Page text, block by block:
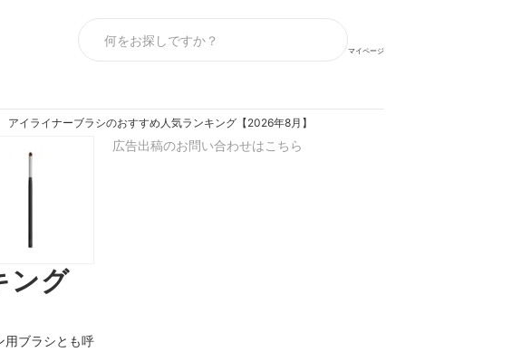
マイページ
アイライナーブラシのおすすめ人気ランキング【2026年8月】
ング
用ブラシとも呼
広告出稿のお問い合わせはこちら